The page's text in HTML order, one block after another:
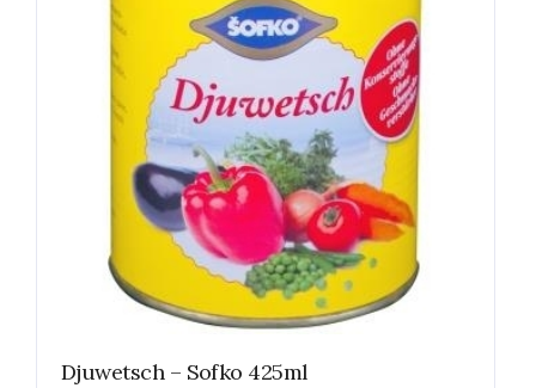
Djuwetsch – Sofko 425ml